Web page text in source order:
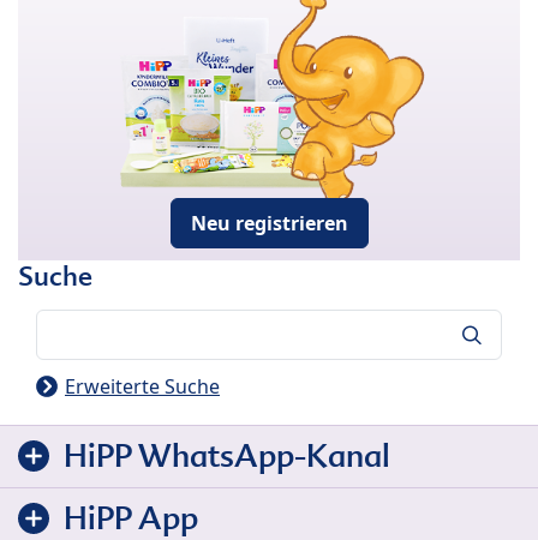
Neu registrieren
Suche
Erweiterte Suche
HiPP WhatsApp-Kanal
HiPP App